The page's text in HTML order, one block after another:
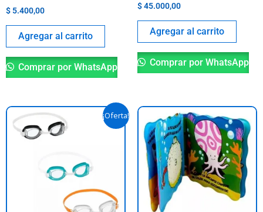
$ 5.400,00
Agregar al carrito
Comprar por WhatsApp
$45.000,00
Agregar al carrito
Comprar por WhatsApp
¡Oferta!
Original
price
was:
Current
price
This
product
multiple
variants.
options